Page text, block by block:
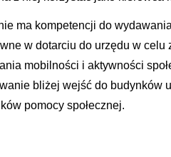
ma kompetencji do
w dotarciu do urzędu w celu
mobilności i aktywności
bliżej wejść do budynków
pomocy społecznej.